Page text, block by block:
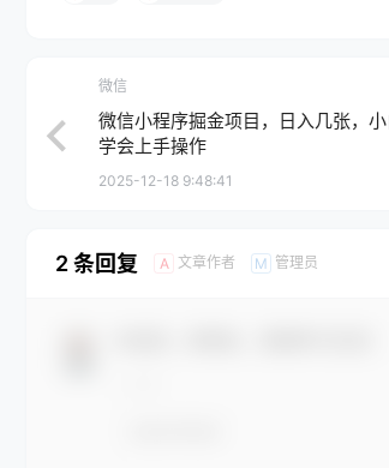
微信
微信小程序掘金项目，日入几张，
学会上手操作
2025-12-18 9:48:41
2 条回复 A 文章作者 M 管理员